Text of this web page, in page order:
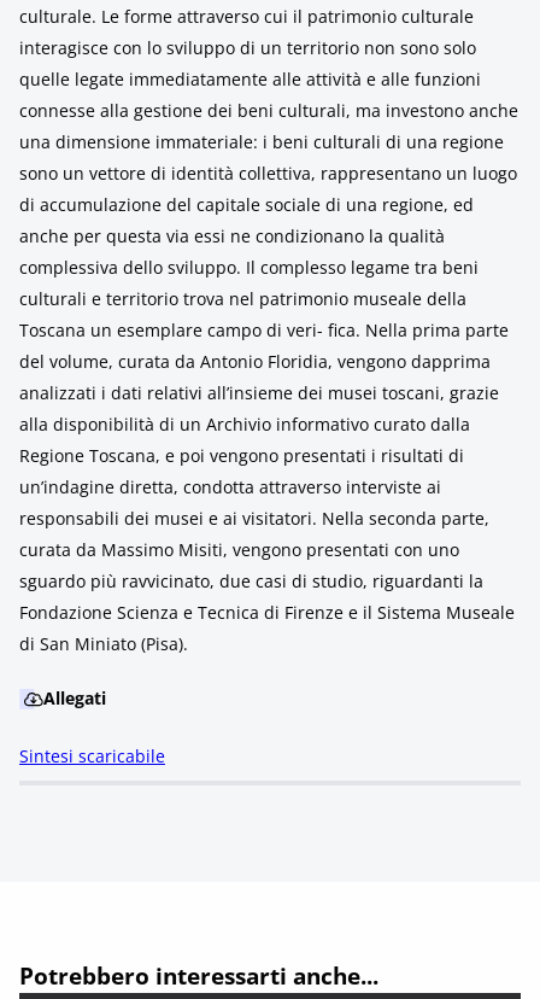
culturale. Le forme attraverso cui il patrimonio culturale
interagisce con lo sviluppo di un territorio non sono solo
quelle legate immediatamente alle attività e alle funzioni
connesse alla gestione dei beni culturali, ma investono anche
una dimensione immateriale: i beni culturali di una regione
sono un vettore di identità collettiva, rappresentano un luogo
di accumulazione del capitale sociale di una regione, ed
anche per questa via essi ne condizionano la qualità
complessiva dello sviluppo. Il complesso legame tra beni
culturali e territorio trova nel patrimonio museale della
Toscana un esemplare campo di veri- fica. Nella prima parte
del volume, curata da Antonio Floridia, vengono dapprima
analizzati i dati relativi all’insieme dei musei toscani, grazie
alla disponibilità di un Archivio informativo curato dalla
Regione Toscana, e poi vengono presentati i risultati di
un’indagine diretta, condotta attraverso interviste ai
responsabili dei musei e ai visitatori. Nella seconda parte,
curata da Massimo Misiti, vengono presentati con uno
sguardo più ravvicinato, due casi di studio, riguardanti la
Fondazione Scienza e Tecnica di Firenze e il Sistema Museale
di San Miniato (Pisa).
Allegati
Sintesi scaricabile
Potrebbero interessarti anche...